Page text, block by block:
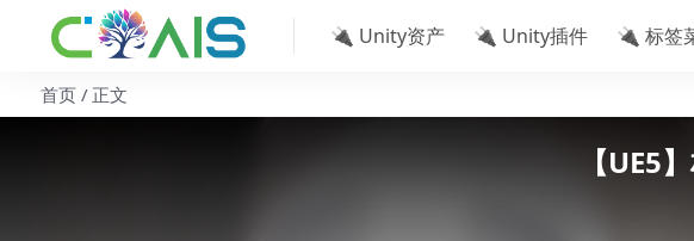
🔌 Unity资产 🔌 Unity插件 🔌 标签
首页 正文
【UE5